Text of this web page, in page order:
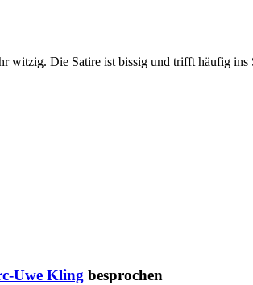
witzig. Die Satire ist bissig und trifft häufig
Uwe Kling besprochen